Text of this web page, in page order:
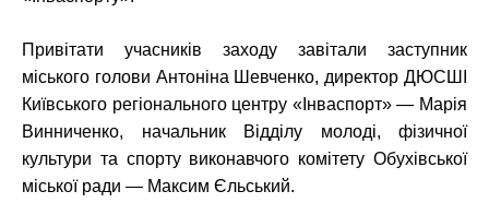
Привітати учасників заходу завітали заступник
міського голови Антоніна Шевченко, директор ДЮСШІ
Київського регіонального центру «Інваспорт» — Марія
Винниченко, начальник Відділу молоді, фізичної
культури та спорту виконавчого комітету Обухівської
міської ради — Максим Єльський.